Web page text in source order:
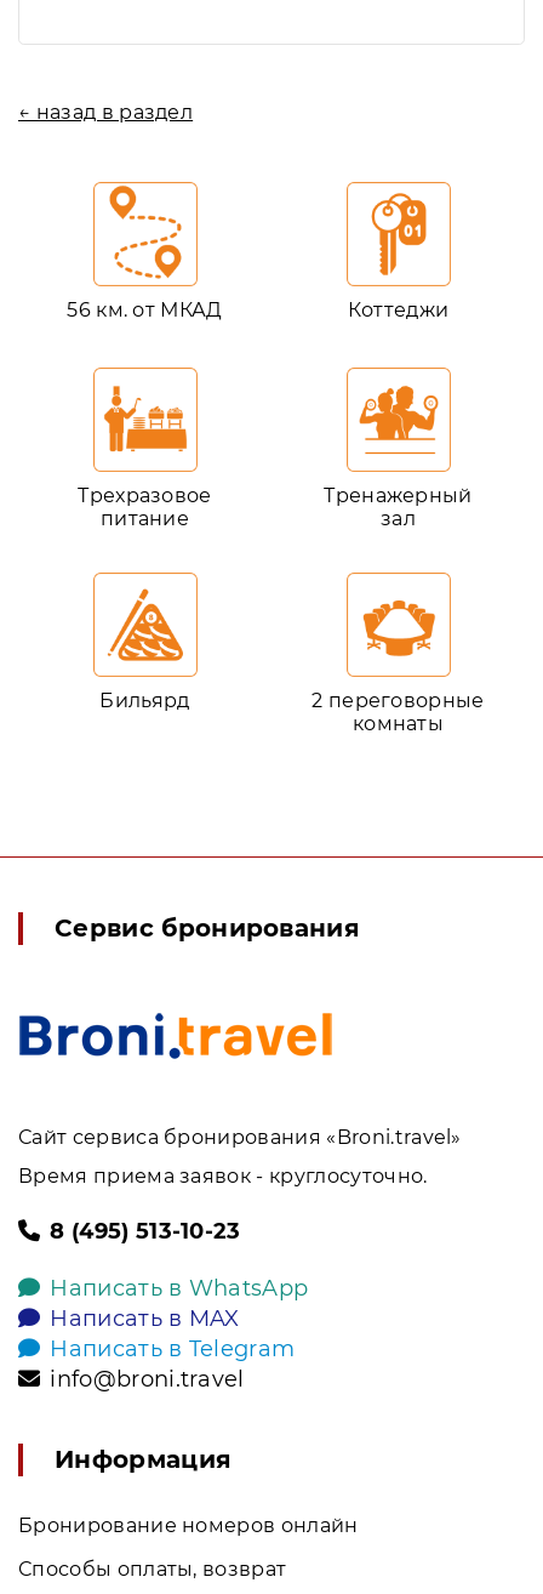
← назад в раздел
56 км. от МКАД Коттеджи
Трехразовое
питание
Тренажерный
зал
Бильярд
2 переговорные
комнаты
Сервис бронирования
Сайт сервиса бронирования «Broni.travel»
Время приема заявок - круглосуточно.
8 (495) 513-10-23
Написать в WhatsApp
Написать в MAX
Написать в Telegram
info@broni.travel
Информация
Бронирование номеров онлайн
Способы оплаты, возврат